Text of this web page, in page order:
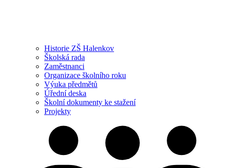
Historie ZŠ Halenkov
Školská rada
Zaměstnanci
Organizace školního roku
Výuka předmětů
Úřední deska
Školní dokumenty ke stažení
Projekty